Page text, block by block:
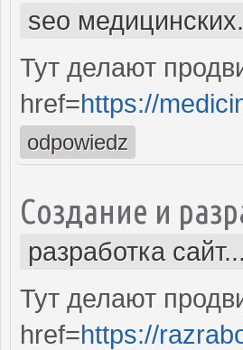
seo
Тут делают
href=https://
odpowiedz
Создание и
разработка
Тут делают
href=https://